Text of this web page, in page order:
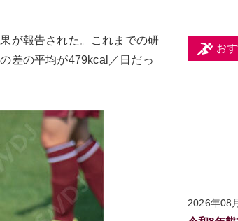
が報告された。これまでの研
差の平均が479kcal／日だっ
お
2026年08